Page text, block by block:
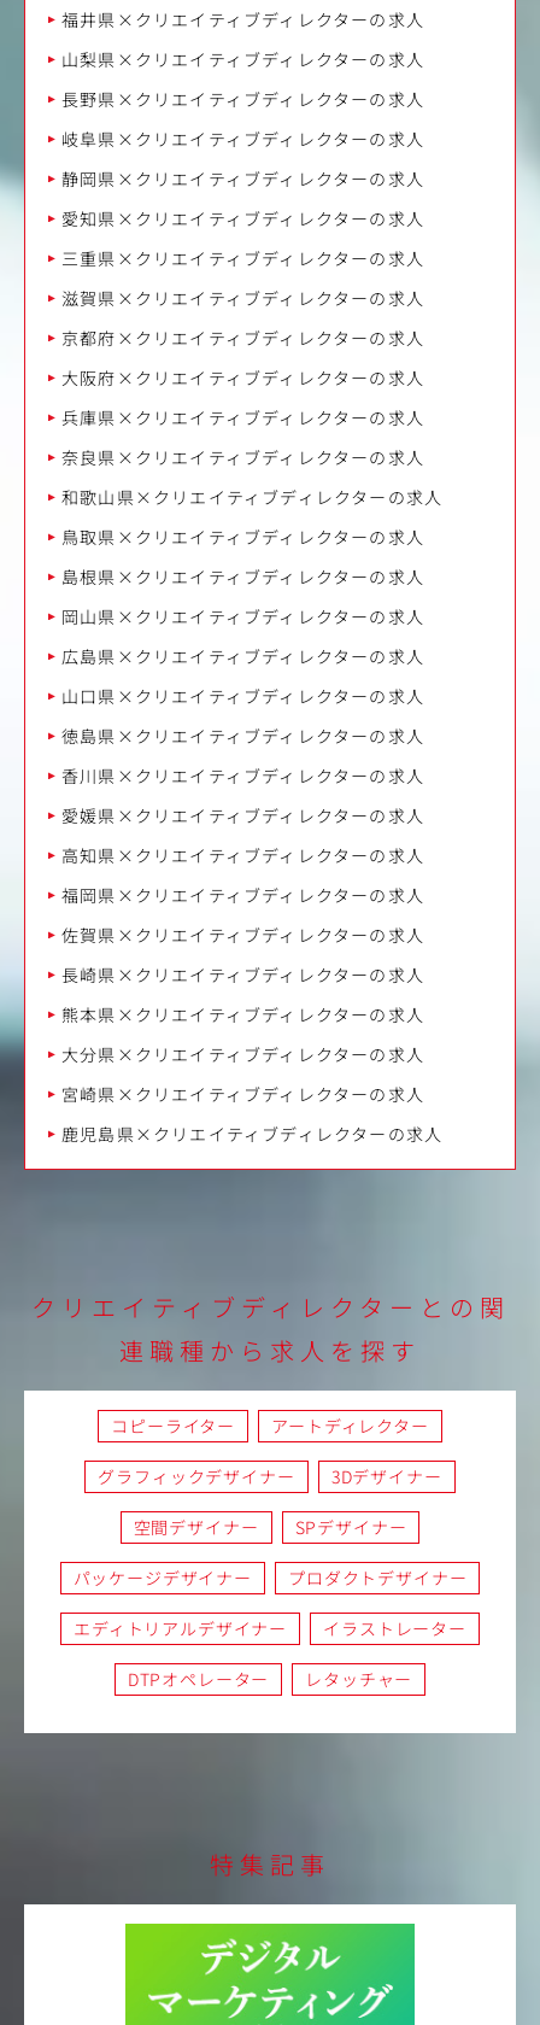
福井県×クリエイティブディレクターの求人
山梨県×クリエイティブディレクターの求人
長野県×クリエイティブディレクターの求人
岐阜県×クリエイティブディレクターの求人
静岡県×クリエイティブディレクターの求人
愛知県×クリエイティブディレクターの求人
三重県×クリエイティブディレクターの求人
滋賀県×クリエイティブディレクターの求人
京都府×クリエイティブディレクターの求人
大阪府×クリエイティブディレクターの求人
兵庫県×クリエイティブディレクターの求人
奈良県×クリエイティブディレクターの求人
和歌山県×クリエイティブディレクターの求人
鳥取県×クリエイティブディレクターの求人
島根県×クリエイティブディレクターの求人
岡山県×クリエイティブディレクターの求人
広島県×クリエイティブディレクターの求人
山口県×クリエイティブディレクターの求人
徳島県×クリエイティブディレクターの求人
香川県×クリエイティブディレクターの求人
愛媛県×クリエイティブディレクターの求人
高知県×クリエイティブディレクターの求人
福岡県×クリエイティブディレクターの求人
佐賀県×クリエイティブディレクターの求人
長崎県×クリエイティブディレクターの求人
熊本県×クリエイティブディレクターの求人
大分県×クリエイティブディレクターの求人
宮崎県×クリエイティブディレクターの求人
鹿児島県×クリエイティブディレクターの求人
クリエイティブディレクターとの関
連職種から求人を探す
コピーライター アートディレクター
グラフィックデザイナー 3Dデザイナー
空間デザイナー SPデザイナー
パッケージデザイナー プロダクトデザイナー
エディトリアルデザイナー イラストレーター
DTPオペレーター レタッチャー
特集記事